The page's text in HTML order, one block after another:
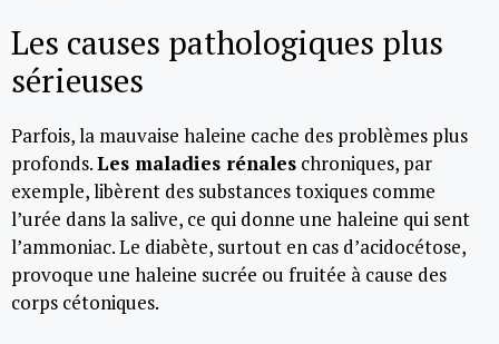
Les causes pathologiques plus
sérieuses
Parfois, la mauvaise haleine cache des problèmes plus
profonds.Les maladies rénales chroniques, par
exemple, libèrent des substances toxiques comme
l’urée dans la salive, ce qui donne une haleine qui sent
l’ammoniac. Le diabète, surtout en cas d’acidocétose,
provoque une haleine sucrée ou fruitée à cause des
corps cétoniques.